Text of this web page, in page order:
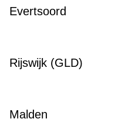
Evertsoord
Rijswijk (GLD)
Malden